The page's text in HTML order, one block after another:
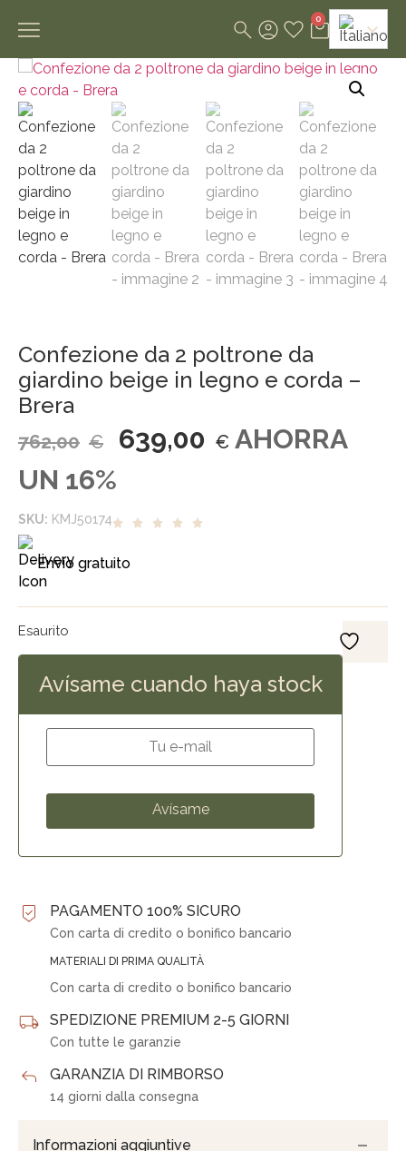
0
Confezione da 2 poltrone da
giardino beige in legno e corda –
Brera
762,00 € 639,00 € AHORRA
UN 16%
SKU: KMJ50174
Envío gratuito
Esaurito
Avísame cuando haya stock
PAGAMENTO 100% SICURO
Con carta di credito o bonifico bancario
MATERIALI DI PRIMA QUALITÀ
Con carta di credito o bonifico bancario
SPEDIZIONE PREMIUM 2-5 GIORNI
Con tutte le garanzie
GARANZIA DI RIMBORSO
14 giorni dalla consegna
Informazioni aggiuntive